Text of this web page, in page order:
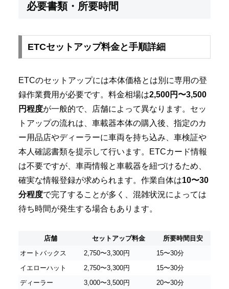
必要書類・所要時間
ETCセットアップ料金と手順詳細
ETCのセットアップには本体価格とは別に専用の登
録作業費用が必要です。料金相場は2,500円〜3,500
円程度が一般的で、店舗によって異なります。セッ
トアップの流れは、車載器本体の購入後、指定のカ
ー用品店やディーラーに車両を持ち込み、車検証や
本人確認書類を提示して行います。ETCカード情報
は不要ですが、車両情報と車載器を紐づけるため、
確実な情報登録が求められます。作業自体は10〜30
分程度で完了することが多く、混雑状況によっては
待ち時間が発生する場合もあります。
店舗 セットアップ料金
所要時間目安
オートバックス
2,750〜3,300円
15〜30分
イエローハット
2,750〜3,300円
15〜30分
ディーラー
3,000〜3,500円 20〜30分